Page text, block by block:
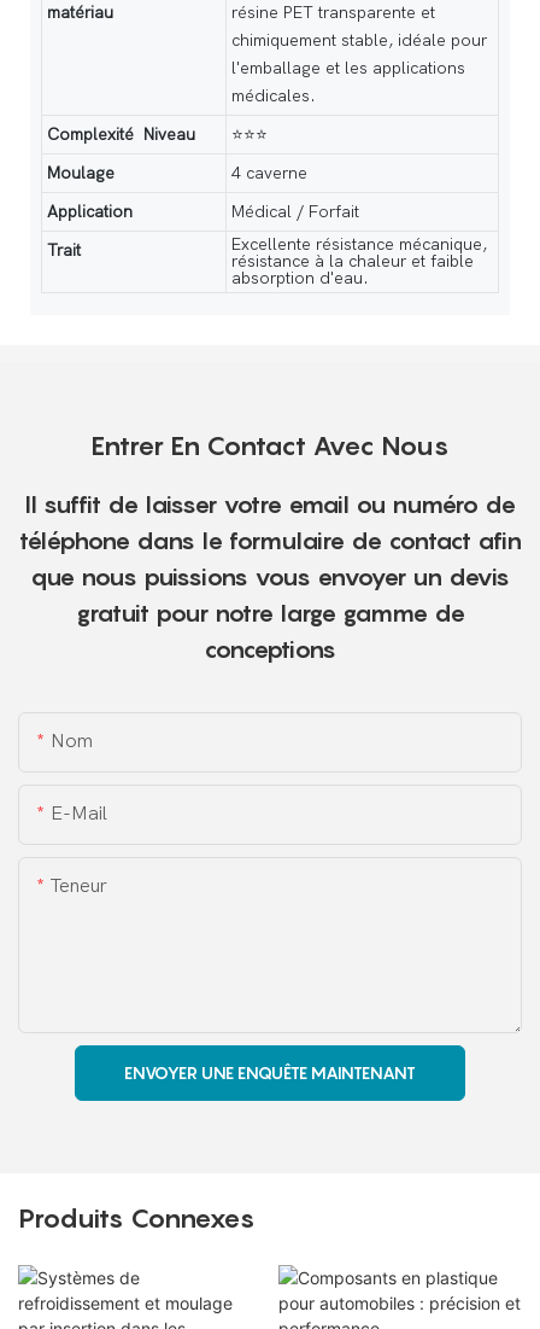
matériau
résine PET transparente et
chimiquement stable, idéale pour
l'emballage et les applications
médicales.
Complexité Niveau
⭐⭐⭐
Moulage
4 caverne
Application
Médical / Forfait
Trait
Excellente résistance mécanique,
résistance à la chaleur et faible
absorption d'eau.
Entrer En Contact Avec Nous
Il suffit de laisser votre email ou numéro de
téléphone dans le formulaire de contact afin
que nous puissions vous envoyer un devis
gratuit pour notre large gamme de
conceptions
Nom
E-Mail
Teneur
ENVOYER UNE ENQUÊTE MAINTENANT
Produits Connexes